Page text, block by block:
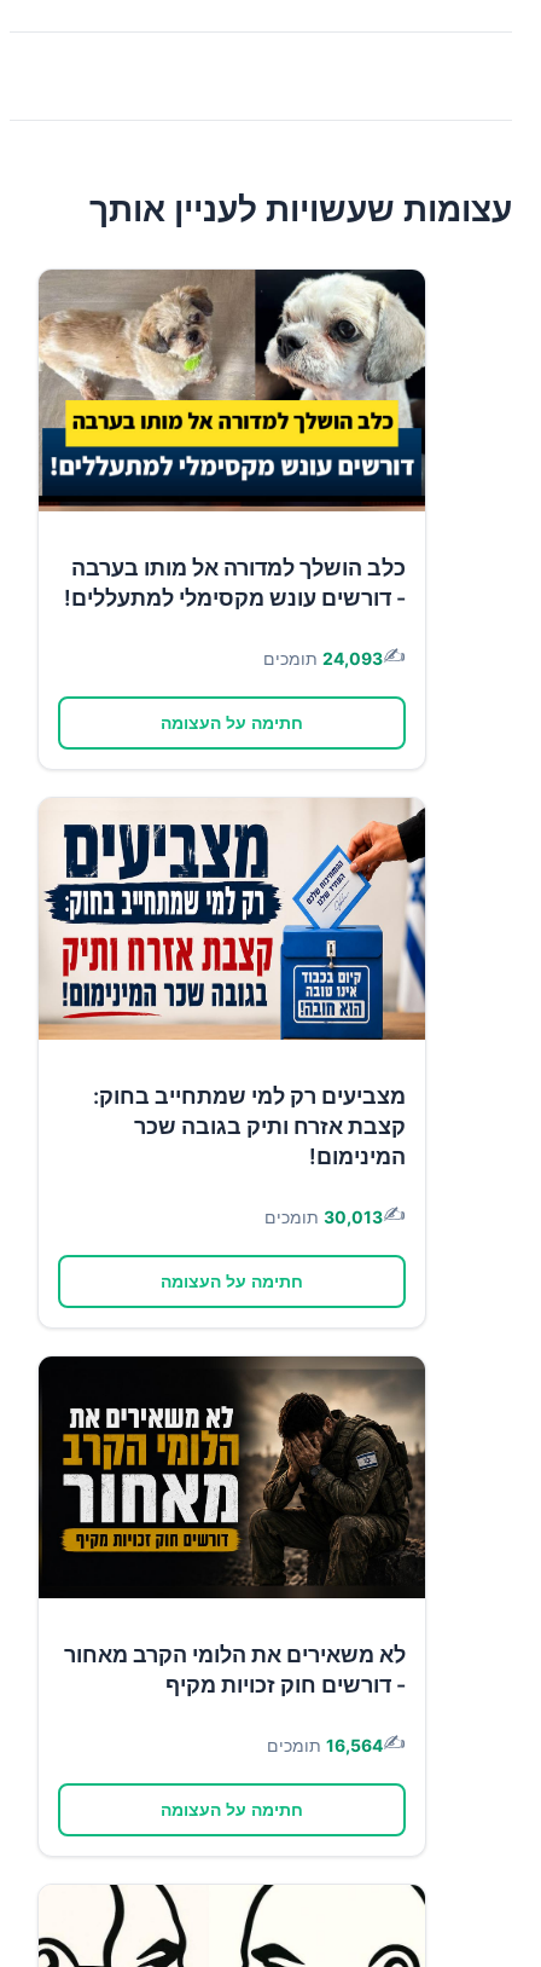
עצומות שעשויות לעניין אותך
כלב הושלך למדורה אל מותו בערבה
- דורשים עונש מקסימלי למתעללים!
✍️
24,093 תומכים
חתימה על העצומה
מצביעים רק למי שמתחייב בחוק:
קצבת אזרח ותיק בגובה שכר
המינימום!
✍️
30,013 תומכים
חתימה על העצומה
לא משאירים את הלומי הקרב מאחור
- דורשים חוק זכויות מקיף
✍️
16,564 תומכים
חתימה על העצומה